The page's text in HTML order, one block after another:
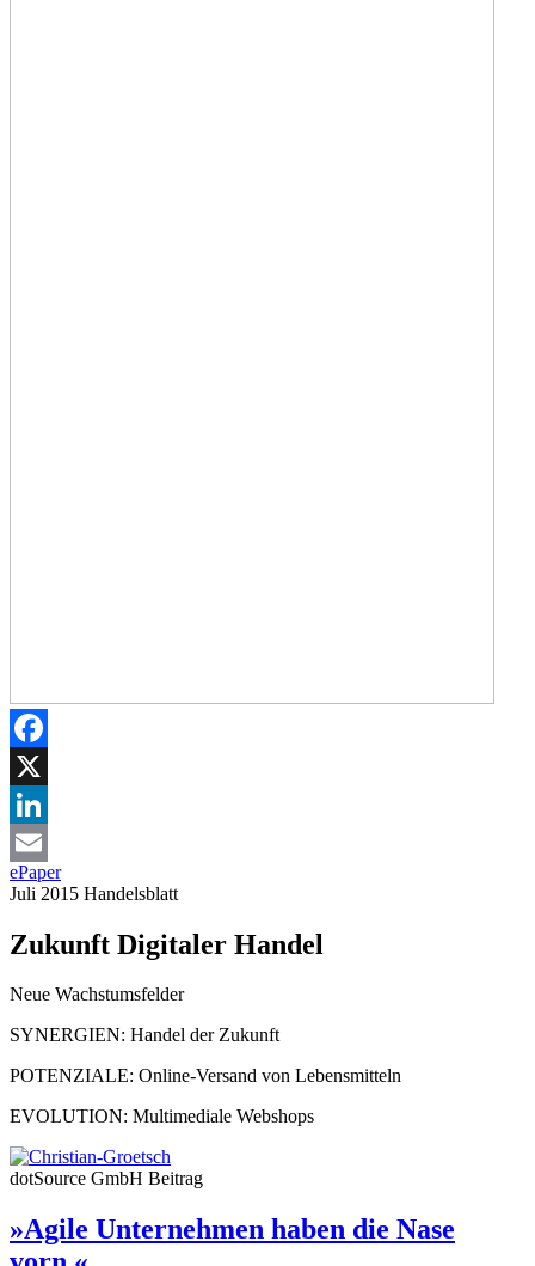
Facebook
X
LinkedIn
Email
ePaper
Juli 2015 Handelsblatt
Zukunft Digitaler Handel
Neue Wachstumsfelder
SYNERGIEN: Handel der Zukunft
POTENZIALE: Online-Versand von Lebensmitteln
EVOLUTION: Multimediale Webshops
dotSource GmbH Beitrag
»Agile Unternehmen haben die Nase